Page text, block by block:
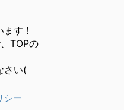
す！
TOPの
さい(
シー